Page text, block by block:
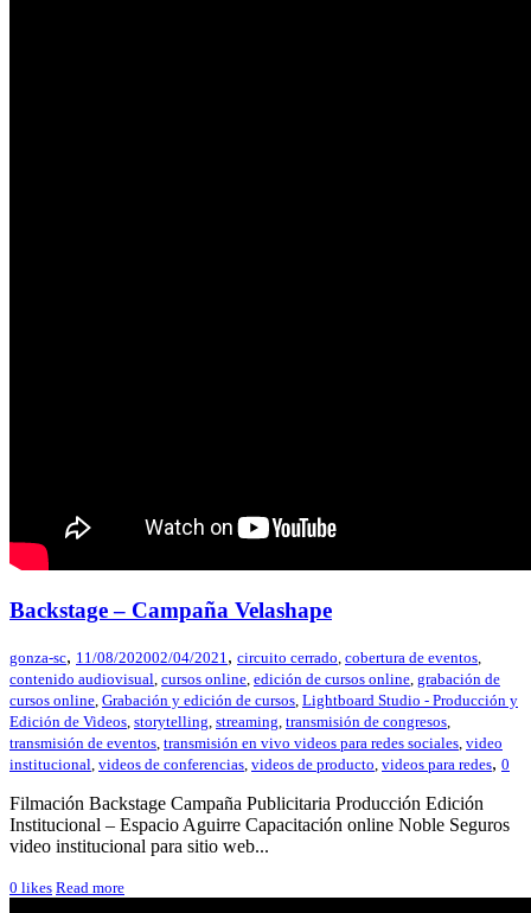
Backstage – Campaña Velashape
gonza-sc, 11/08/202002/04/2021 , circuito cerrado cobertura de eventos
contenido audiovisual cursos online edición de cursos online grabación de
cursos online Grabación y edición de cursos Lightboard Studio - Producción y
Edición de Videos storytelling streaming transmisión de congresos
transmisión de eventos transmisión en vivo videos para redes sociales video
institucional videos de conferencias videos de producto videos para redes, 0
Filmación Backstage Campaña Publicitaria Producción Edición
Institucional – Espacio Aguirre Capacitación online Noble Seguros
video institucional para sitio web...
0 likes Read more